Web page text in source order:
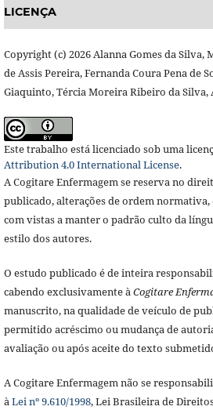
LICENÇA
Copyright (c) 2026 Alanna Gomes da Silva,
de Assis Pereira, Fernanda Coura Pena de
Giaquinto, Tércia Moreira Ribeiro da Silva,
Este trabalho está licenciado sob uma
Attribution 4.0 International License.
A Cogitare Enfermagem se reserva no
publicado, alterações de ordem
com vistas a manter o padrão culto da
estilo dos autores.
O estudo publicado é de inteira
cabendo exclusivamente àCogitare
manuscrito, na qualidade de veículo de
permitido acréscimo ou mudança de
avaliação ou após aceite do texto
A Cogitare Enfermagem não se
àLei nº 9.610/1998, Lei Brasileira de